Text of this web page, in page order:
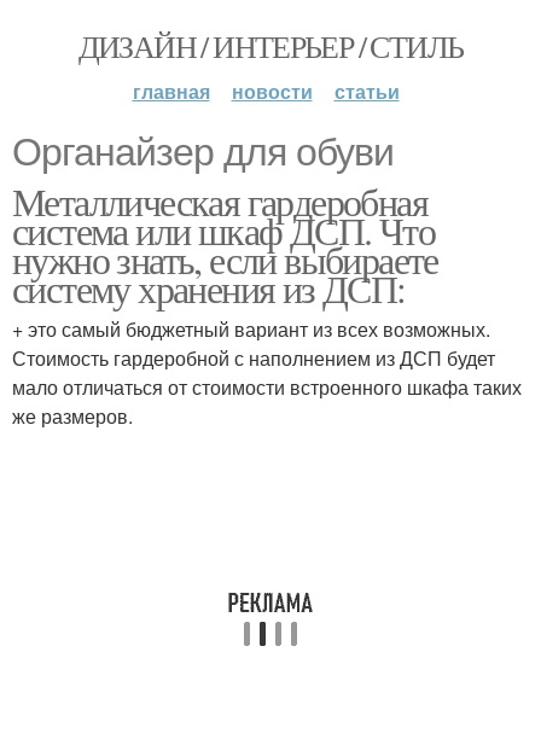
ДИЗАЙН / ИНТЕРЬЕР / СТИЛЬ
главная новости статьи
Органайзер для обуви
Металлическая гардеробная
система или шкаф ДСП. Что
нужно знать, если выбираете
систему хранения из ДСП:
+ это самый бюджетный вариант из всех возможных.
Стоимость гардеробной с наполнением из ДСП будет
мало отличаться от стоимости встроенного шкафа таких
же размеров.